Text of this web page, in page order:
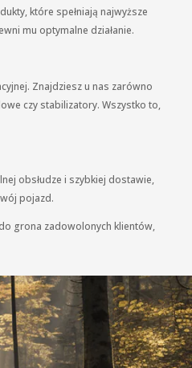
które spełniają najwyższe
mu optymalne działanie.
Znajdziesz u nas zarówno
czy stabilizatory. Wszystko to,
obsłudze i szybkiej dostawie,
pojazd.
grona zadowolonych klientów,